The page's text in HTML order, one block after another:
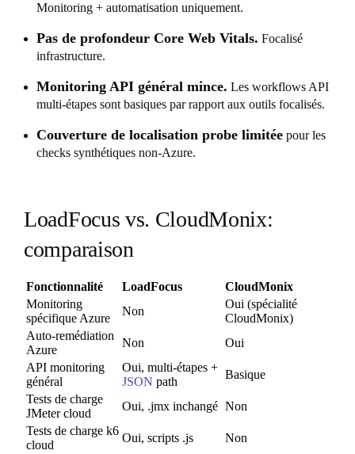
Monitoring + automatisation uniquement.
Pas de profondeur Core Web Vitals. Focalisé
infrastructure.
Monitoring API général mince. Les workflows API
multi-étapes sont basiques par rapport aux outils focalisés.
Couverture de localisation probe limitée pour les
checks synthétiques non-Azure.
LoadFocus vs. CloudMonix:
comparaison
Fonctionnalité LoadFocus
CloudMonix
Monitoring
spécifique Azure
Non
Oui (spécialité
CloudMonix)
Auto-remédiation
Azure
Non
Oui
API monitoring
général
Oui, multi-étapes +
JSON path
Basique
Tests de charge
JMeter cloud
Oui, .jmx inchangé Non
Tests de charge k6
cloud
Oui, scripts .js
Non